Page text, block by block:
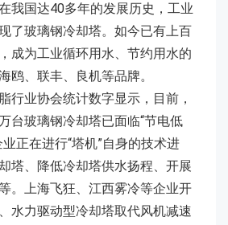
国达40多年的发展历史，工业
了玻璃钢冷却塔。如今已有上百
成为工业循环用水、节约用水的
鸥、联丰、良机等品牌。
业协会统计数字显示，目前，
台玻璃钢冷却塔已面临“节电低
正在进行“塔机”自身的技术进
塔、降低冷却塔供水扬程、开展
。上海飞狂、江西雾冷等企业开
水力驱动型冷却塔取代风机减速